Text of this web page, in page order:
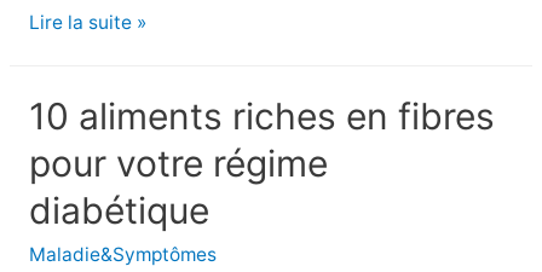
8
diabète
que
vous
devez
Lire la suite »
10 aliments riches en fibres
pour votre régime
diabétique
Maladie&Symptômes